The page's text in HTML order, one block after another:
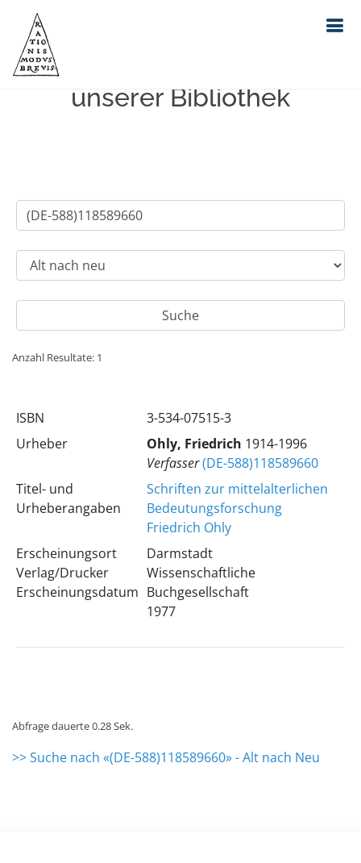
Einfache Suche im Bestand
unserer Bibliothek
Anzahl Resultate: 1
ISBN
3-534-07515-3
Urheber
Ohly, Friedrich 1914-1996
Verfasser(DE-588)118589660
Titel- und
Urheberangaben
Schriften zur mittelalterlichen
Bedeutungsforschung
Friedrich Ohly
Erscheinungsort
Verlag/Drucker
Erscheinungsdatum
Darmstadt
Wissenschaftliche
Buchgesellschaft
1977
Abfrage dauerte 0.28 Sek.
>> Suche nach «(DE-588)118589660» - Alt nach Neu